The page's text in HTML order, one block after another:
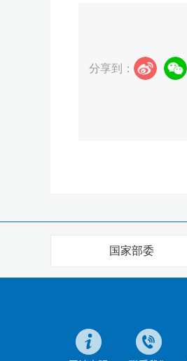
分享到：
国家部委